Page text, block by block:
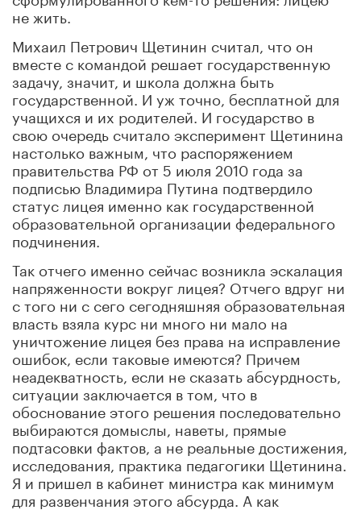
не жить.
Михаил Петрович Щетинин считал, что он
вместе с командой решает государственную
задачу, значит, и школа должна быть
государственной. И уж точно, бесплатной для
учащихся и их родителей. И государство в
свою очередь считало эксперимент Щетинина
настолько важным, что распоряжением
правительства РФ от 5 июля 2010 года за
подписью Владимира Путина подтвердило
статус лицея именно как государственной
образовательной организации федерального
подчинения.
Так отчего именно сейчас возникла эскалация
напряженности вокруг лицея? Отчего вдруг ни
с того ни с сего сегодняшняя образовательная
власть взяла курс ни много ни мало на
уничтожение лицея без права на исправление
ошибок, если таковые имеются? Причем
неадекватность, если не сказать абсурдность,
ситуации заключается в том, что в
обоснование этого решения последовательно
выбираются домыслы, наветы, прямые
подтасовки фактов, а не реальные достижения,
исследования, практика педагогики Щетинина.
Я и пришел в кабинет министра как минимум
для развенчания этого абсурда. А как